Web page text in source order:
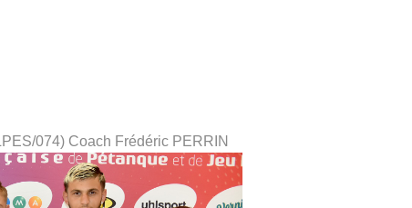
074) Coach Frédéric PERRIN